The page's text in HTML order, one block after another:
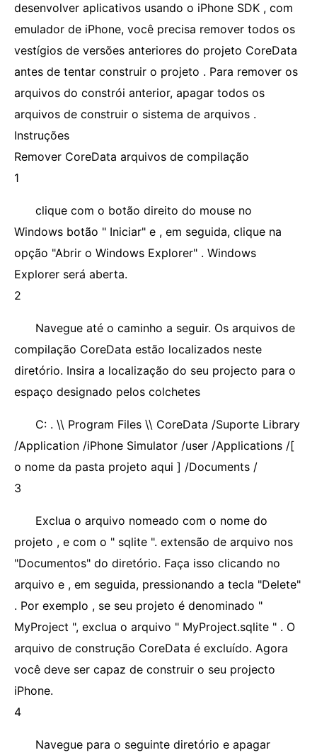
desenvolver aplicativos usando o iPhone SDK , com
emulador de iPhone, você precisa remover todos os
vestígios de versões anteriores do projeto CoreData
antes de tentar construir o projeto . Para remover os
arquivos do constrói anterior, apagar todos os
arquivos de construir o sistema de arquivos .
Instruções
Remover CoreData arquivos de compilação
1
clique com o botão direito do mouse no
Windows botão " Iniciar" e , em seguida, clique na
opção "Abrir o Windows Explorer" . Windows
Explorer será aberta.
2
Navegue até o caminho a seguir. Os arquivos de
compilação CoreData estão localizados neste
diretório. Insira a localização do seu projecto para o
espaço designado pelos colchetes
C: . \\ Program Files \\ CoreData /Suporte Library
/Application /iPhone Simulator /user /Applications /[
o nome da pasta projeto aqui ] /Documents /
3
Exclua o arquivo nomeado com o nome do
projeto , e com o " sqlite ". extensão de arquivo nos
"Documentos" do diretório. Faça isso clicando no
arquivo e , em seguida, pressionando a tecla "Delete"
. Por exemplo , se seu projeto é denominado "
MyProject ", exclua o arquivo " MyProject.sqlite " . O
arquivo de construção CoreData é excluído. Agora
você deve ser capaz de construir o seu projecto
iPhone.
4
Navegue para o seguinte diretório e apagar